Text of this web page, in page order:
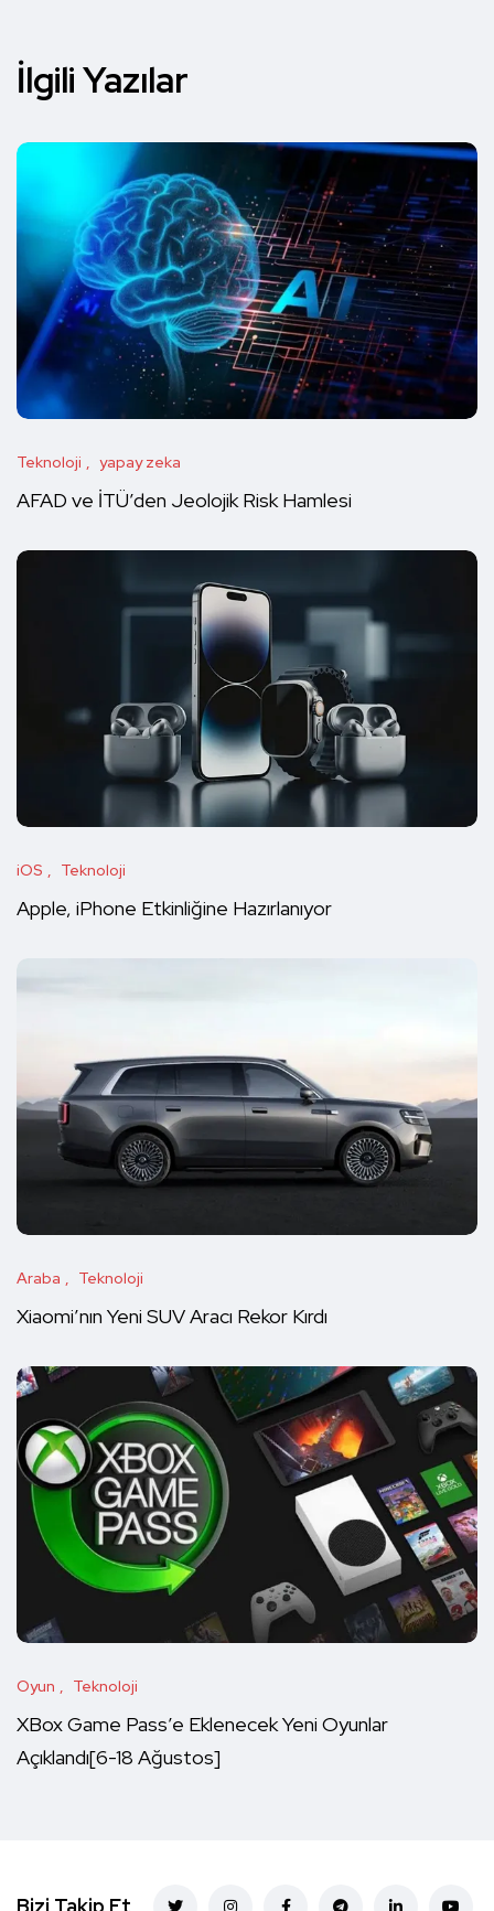
İlgili Yazılar
Teknoloji yapay zeka
AFAD ve İTÜ’den Jeolojik Risk Hamlesi
iOS Teknoloji
Apple, iPhone Etkinliğine Hazırlanıyor
Araba Teknoloji
Xiaomi’nın Yeni SUV Aracı Rekor Kırdı
Oyun Teknoloji
XBox Game Pass’e Eklenecek Yeni Oyunlar
Açıklandı[6-18 Ağustos]